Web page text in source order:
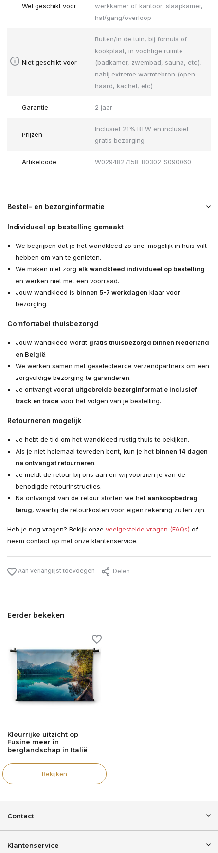
Wel geschikt voor
werkkamer of kantoor, slaapkamer,
hal/gang/overloop
Niet geschikt voor
Buiten/in de tuin, bij fornuis of
kookplaat, in vochtige ruimte
(badkamer, zwembad, sauna, etc),
nabij extreme warmtebron (open
haard, kachel, etc)
Garantie 2 jaar
Prijzen
Inclusief 21% BTW en inclusief
gratis bezorging
Artikelcode W0294827158-R0302-S090060
Bestel- en bezorginformatie
Individueel op bestelling gemaakt
We begrijpen dat je het wandkleed zo snel mogelijk in huis wilt
hebben om van te genieten.
We maken met zorg elk wandkleed individueel op bestelling
en werken niet met een voorraad.
Jouw wandkleed is binnen 5-7 werkdagen klaar voor
bezorging.
Comfortabel thuisbezorgd
Jouw wandkleed wordt gratis thuisbezorgd binnen Nederland
en België.
We werken samen met geselecteerde verzendpartners om een
zorgvuldige bezorging te garanderen.
Je ontvangt vooraf uitgebreide bezorginformatie inclusief
track en tracevoor het volgen van je bestelling.
Retourneren mogelijk
Je hebt de tijd om het wandkleed rustig thuis te bekijken.
Als je niet helemaal tevreden bent, kun je het binnen 14 dagen
na ontvangst retourneren.
Je meldt de retour bij ons aan en wij voorzien je van de
benodigde retourinstructies.
Na ontvangst van de retour storten we het aankoopbedrag
terug, waarbij de retourkosten voor eigen rekening zullen zijn.
Heb je nog vragen? Bekijk onze veelgestelde vragen (FAQs) of
neem contact op met onze klantenservice.
Aan verlanglijst toevoegen Delen
Eerder bekeken
Kleurrijke uitzicht op
Fusine meer in
berglandschap in Italië
Bekijken
Contact
Klantenservice